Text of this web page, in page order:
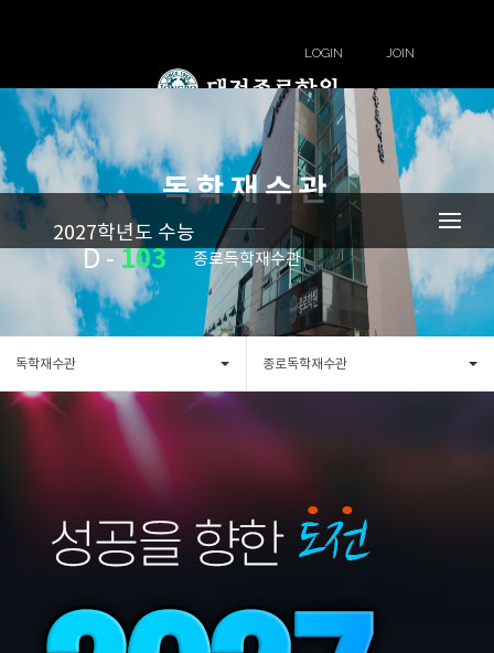
LOGIN JOIN
2027학년도 수능
D - 103
독학재수관
종로독학재수관
독학재수관 종로독학재수관